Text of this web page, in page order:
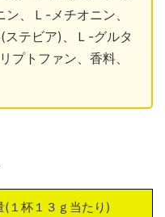
、Ｌ-メチオニン、
ステビア)、Ｌ-グルタ
プトファン、香料、
(１杯１３ｇ当たり)